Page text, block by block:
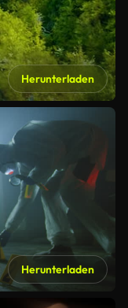
Herunterladen
Herunterladen